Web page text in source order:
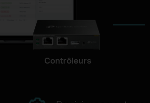
Contrôleurs